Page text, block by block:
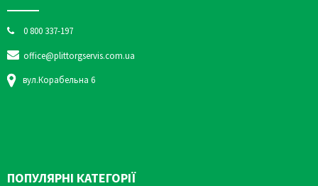
0 800 337-197
office@plittorgservis.com.ua
вул.Корабельна 6
ПОПУЛЯРНІ КАТЕГОРІЇ